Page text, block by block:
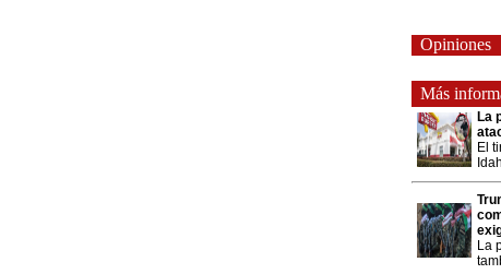
Opiniones
Más
La
El
La